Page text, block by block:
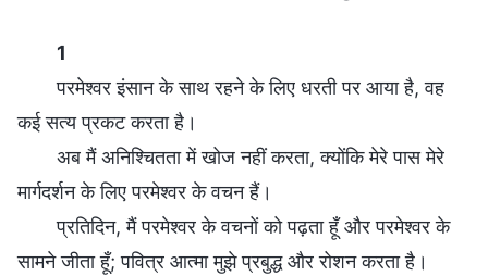
1
परमेश्वर इंसान के साथ रहने के लिए धरती पर आया है, वह
कई सत्य प्रकट करता है।
अब मैं अनिश्चितता में खोज नहीं करता, क्योंकि मेरे पास मेरे
मार्गदर्शन के लिए परमेश्वर के वचन हैं।
प्रतिदिन, मैं परमेश्वर के वचनों को पढ़ता हूँ और परमेश्वर के
सामने जीता हूँ; पवित्र आत्मा मुझे प्रबुद्ध और रोशन करता है।